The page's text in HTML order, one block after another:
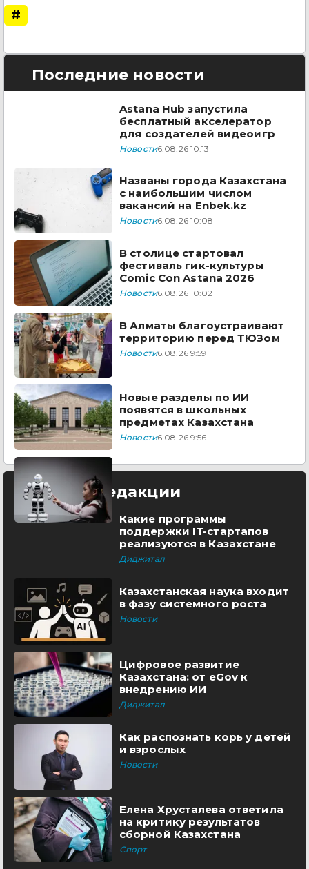
#
Последние новости
Astana Hub запустила
бесплатный акселератор
для создателей видеоигр
Новости6.08.26 10:13
Названы города Казахстана
с наибольшим числом
вакансий на Enbek.kz
Новости6.08.26 10:08
В столице стартовал
фестиваль гик-культуры
Comic Con Astana 2026
Новости6.08.26 10:02
В Алматы благоустраивают
территорию перед ТЮЗом
Новости6.08.26 9:59
Новые разделы по ИИ
появятся в школьных
предметах Казахстана
Новости6.08.26 9:56
Выбор редакции
Какие программы
поддержки IT-стартапов
реализуются в Казахстане
Диджитал
Казахстанская наука входит
в фазу системного роста
Новости
Цифровое развитие
Казахстана: от eGov к
внедрению ИИ
Диджитал
Как распознать корь у детей
и взрослых
Новости
Елена Хрусталева ответила
на критику результатов
сборной Казахстана
Спорт